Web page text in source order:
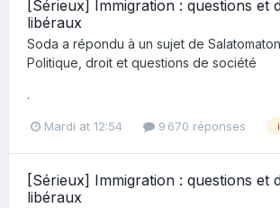
[Sérieux] Immigration : questions et
libéraux
Soda a répondu à un sujet de
Politique, droit et questions de société
.
Mardi at 12:54 9 670 réponses
[Sérieux] Immigration : questions et
libéraux